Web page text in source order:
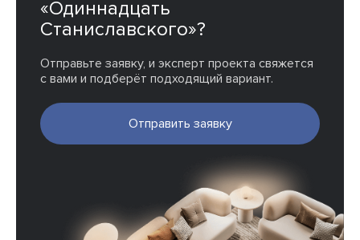
«Одиннадцать
Станиславского»?
Отправьте заявку, и эксперт проекта свяжется
с вами и подберёт подходящий вариант.
Отправить заявку